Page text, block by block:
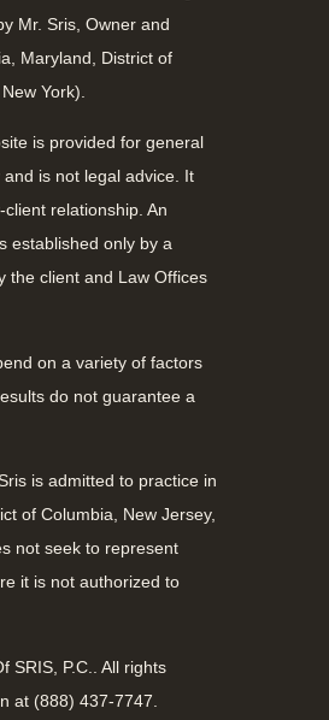
Mr. Sris, Owner and
Maryland, District of
York).
is provided for general
is not legal advice. It
relationship. An
established only by a
the client and Law Offices
on a variety of factors
do not guarantee a
is admitted to practice in
of Columbia, New Jersey,
not seek to represent
it is not authorized to
SRIS, P.C.. All rights
at (888) 437-7747.